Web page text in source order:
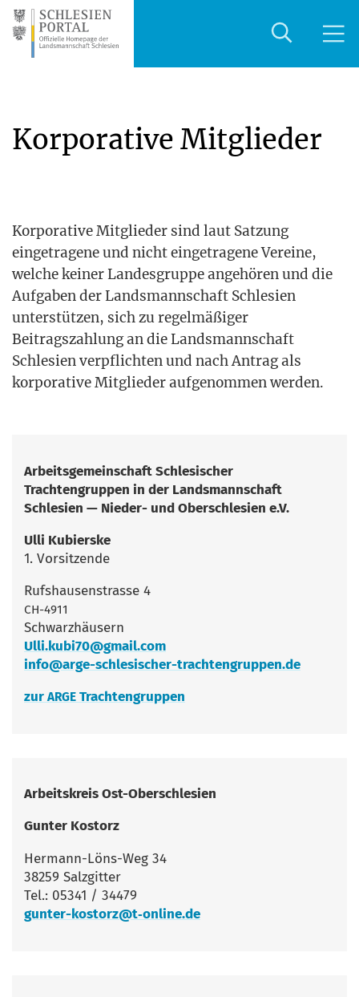
Korporative Mitglieder
Kor­po­ra­ti­ve Mit­glie­der sind laut Sat­zung
ein­ge­tra­ge­ne und nicht ein­ge­tra­ge­ne Ver­ei­ne,
wel­che kei­ner Lan­des­grup­pe ange­hö­ren und die
Auf­ga­ben der Lands­mann­schaft Schle­si­en
unter­stüt­zen, sich zu regel­mä­ßi­ger
Bei­trags­zah­lung an die Lands­mann­schaft
Schle­si­en ver­pflich­ten und nach Antrag als
kor­po­ra­ti­ve Mit­glie­der auf­ge­nom­men werden.
Arbeits­ge­mein­schaft Schle­si­scher
Trach­ten­grup­pen in der Lands­mann­schaft
Schle­si­en — Nie­der- und Ober­schle­si­en e.V.
Ulli Kubier­s­ke
1. Vor­sit­zen­de
Rufs­hau­sen­stras­se 4
CH-4911
Schwarzhäusern
Ulli.kubi70@gmail.com
info@arge-schlesischer-trachtengruppen.de
zur ARGE Trachtengruppen
Arbeits­kreis Ost-Ober­schle­si­en
Gun­ter Kostorz
Her­mann-Löns-Weg 34
38259 Salzgitter
Tel.: 05341 / 34479
gunter-kostorz@t‑online.de